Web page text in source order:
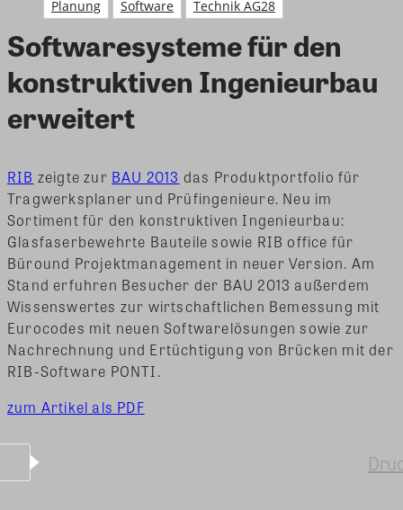
Planung Software Technik AG28
Softwaresysteme für den
konstruktiven Ingenieurbau
erweitert
RIB zeigte zur BAU 2013 das Produktportfolio für
Tragwerksplaner und Prüfingenieure. Neu im
Sortiment für den konstruktiven Ingenieurbau:
Glasfaserbewehrte Bauteile sowie RIB office für
Büround Projektmanagement in neuer Version. Am
Stand erfuhren Besucher der BAU 2013 außerdem
Wissenswertes zur wirtschaftlichen Bemessung mit
Eurocodes mit neuen Softwarelösungen sowie zur
Nachrechnung und Ertüchtigung von Brücken mit der
RIB-Software PONTI.
zum Artikel als PDF